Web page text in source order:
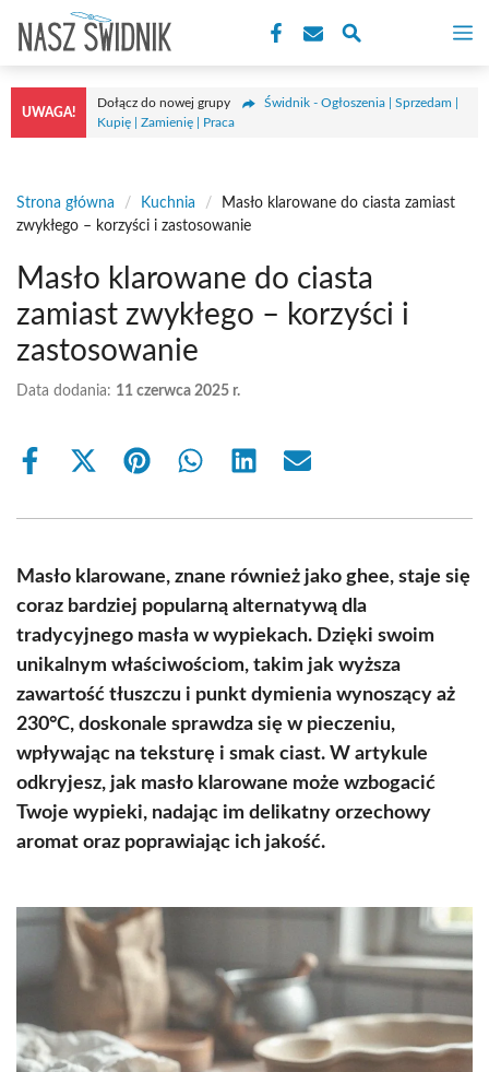
treści
UWAGA!
Dołącz do nowej grupy
Świdnik - Ogłoszenia | Sprzedam |
Kupię | Zamienię | Praca
Strona główna / Kuchnia /
Masło klarowane do ciasta zamiast
zwykłego – korzyści i zastosowanie
Masło klarowane do ciasta
zamiast zwykłego – korzyści i
zastosowanie
Data dodania: 11 czerwca 2025 r.
Share
Share
(Twitter)
Share Share Share Share
Masło klarowane, znane również jako ghee, staje się
coraz bardziej popularną alternatywą dla
tradycyjnego masła w wypiekach. Dzięki swoim
unikalnym właściwościom, takim jak wyższa
zawartość tłuszczu i punkt dymienia wynoszący aż
230°C, doskonale sprawdza się w pieczeniu,
wpływając na teksturę i smak ciast. W artykule
odkryjesz, jak masło klarowane może wzbogacić
Twoje wypieki, nadając im delikatny orzechowy
aromat oraz poprawiając ich jakość.